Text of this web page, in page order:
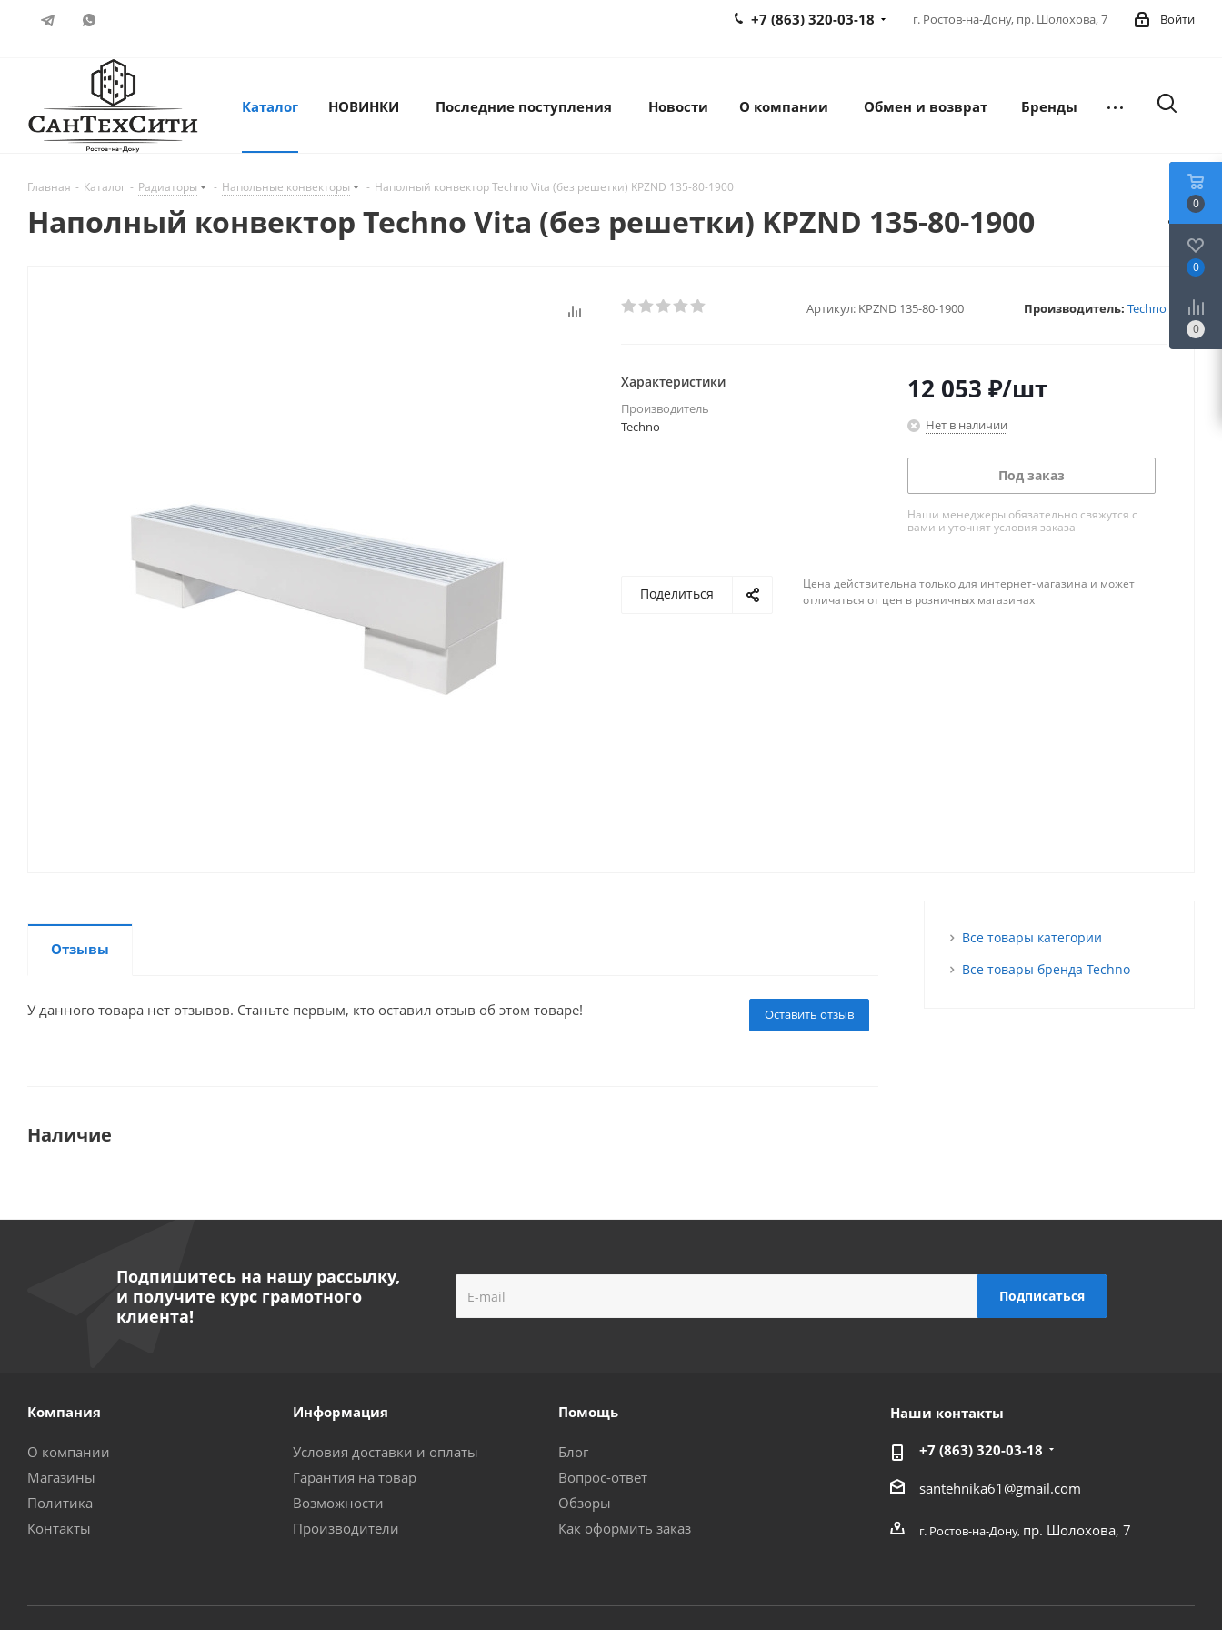
Войти
г. Ростов-на-Дону, пр. Шолохова, 7
+7 (863) 320-03-18
Каталог НОВИНКИ Последние поступления Новости О компании Обмен и возврат Бренды
Главная - Каталог - Радиаторы - Напольные конвекторы - Наполный конвектор Techno Vita (без решетки) KPZND 135-80-1900
Наполный конвектор Techno Vita (без решетки) KPZND 135-80-1900
Артикул: KPZND 135-80-1900 Производитель: Techno
Характеристики
Производитель
Techno
12 053 ₽/шт
Нет в наличии
Под заказ
Наши менеджеры обязательно свяжутся с
вами и уточнят условия заказа
Поделиться
Цена действительна только для интернет-магазина и может
отличаться от цен в розничных магазинах
Отзывы
Оставить отзыв
У данного товара нет отзывов. Станьте первым, кто оставил отзыв об этом товаре!
Наличие
Все товары категории
Все товары бренда Techno
Подпишитесь на нашу рассылку,
и получите курс грамотного
клиента!
Компания
О компании
Магазины
Политика
Контакты
Информация
Условия доставки и оплаты
Гарантия на товар
Возможности
Производители
Помощь
Блог
Вопрос-ответ
Обзоры
Как оформить заказ
Наши контакты
+7 (863) 320-03-18
santehnika61@gmail.com
г. Ростов-на-Дону, пр. Шолохова, 7
0
0
0